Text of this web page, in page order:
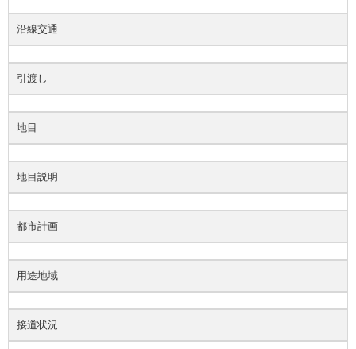
沿線交通
引渡し
地目
地目説明
都市計画
用途地域
接道状況